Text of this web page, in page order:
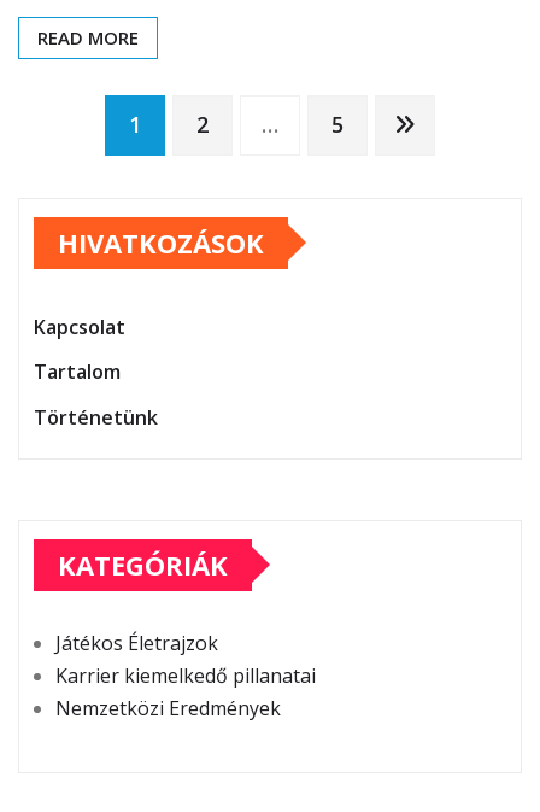
READ MORE
Posts
pagination
1 2 … 5
HIVATKOZÁSOK
Kapcsolat
Tartalom
Történetünk
KATEGÓRIÁK
Játékos Életrajzok
Karrier kiemelkedő pillanatai
Nemzetközi Eredmények